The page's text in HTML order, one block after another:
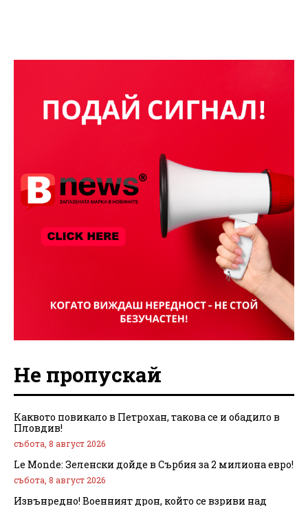
Не пропускай
Каквото повикало в Петрохан, такова се и обадило в
Пловдив!
събота, 8 август 2026
Le Monde: Зеленски дойде в Сърбия за 2 милиона евро!
събота, 8 август 2026
Извънредно! Военният дрон, който се взриви над